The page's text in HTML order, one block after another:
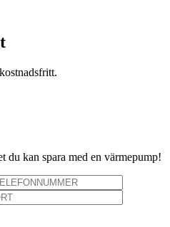
du kan spara med en värmepump!